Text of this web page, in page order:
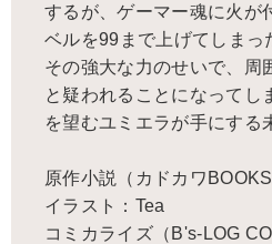
するが、ゲーマー魂に火が
ベルを99まで上げてしまっ
その強大な力のせいで、周
と疑われることになってし
を望むユミエラが手にす
原作小説（カドカワ
イラスト：Tea
コミカライズ（B's-LOG